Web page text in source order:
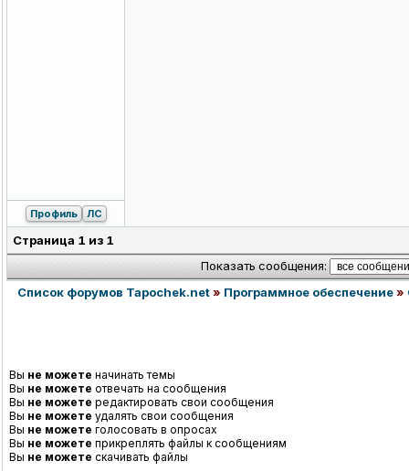
Профиль ЛС
Страница 1 из 1
Показать сообщения:
Список форумов Tapochek.net» Программное обеспечение»
Вы не можете начинать темы
Вы не можете отвечать на сообщения
Вы не можете редактировать свои сообщения
Вы не можете удалять свои сообщения
Вы не можете голосовать в опросах
Вы не можете прикреплять файлы к сообщениям
Вы не можете скачивать файлы